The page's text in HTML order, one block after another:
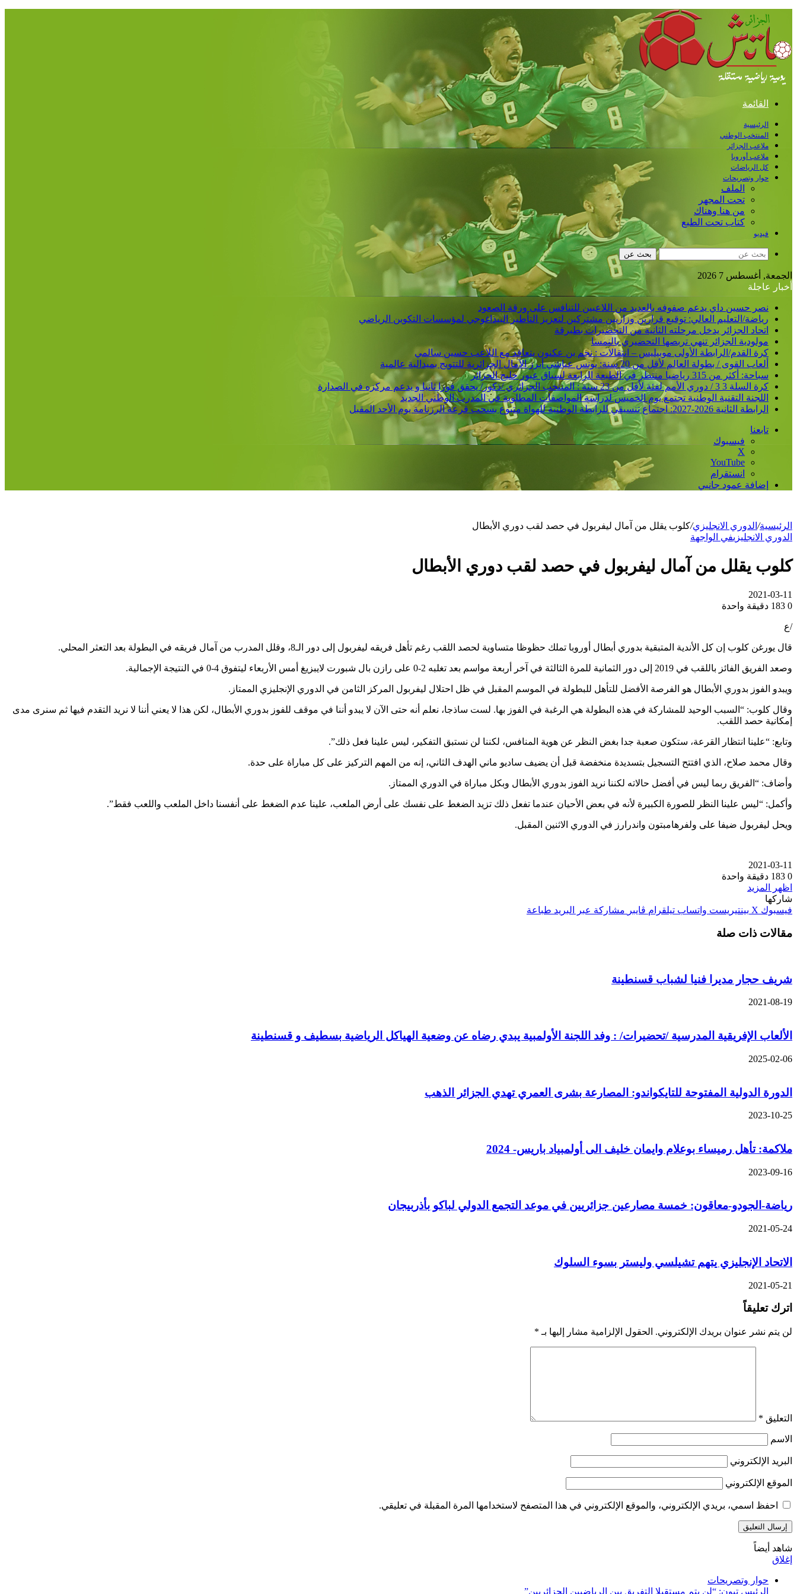
القائمة
الرئيسية
المنتخب الوطني
ملاعب الجزائر
ملاعب أوروبا
كل الرياضات
حوار وتصريحات
الملف
تحت المجهر
من هنا وهناك
كتاب تحت الطبع
فيديو
بحث عن
الجمعة, أغسطس 7 2026
أخبار عاجلة
نصر حسين داي يدعم صفوفه بالعديد من اللاعبين للتنافس على ورقة الصعود
رياضة/التعليم العالي: توقيع قرارين وزاريين مشتركين لتعزيز التأطير البيداغوجي لمؤسسات التكوين الرياضي
اتحاد الجزائر يدخل مرحلته الثانية من التحضيرات بطبرقة
مولودية الجزائر تنهي تربصها التحضيري بالنمسا
كرة القدم/الرابطة الأولى موبيليس – انتقالات : نجم بن عكنون يتعاقد مع اللاعب حسين سالمي
ألعاب القوى / بطولة العالم لأقل من 20 سنة: يونس عياشي أبرز الآمال الجزائرية للتتويج بميدالية عالمية
سباحة: أكثر من 315 رياضيا منتظر في الطبعة الرابعة لسباق عبور خليج الجزائر
كرة السلة 3 3 / دوري الأمم لفئة لأقل من 23 سنة : المنتخب الجزائري /ذكور/ يحقق فوزا ثانيا و يدعم مركزه في الصدارة
اللجنة التقنية الوطنية تجتمع يوم الخميس لدراسة المواصفات المطلوبة في المدرب الوطني الجديد
الرابطة الثانية 2026-2027: اجتماع تنسيقي للرابطة الوطنية للهواة متبوع بسحب قرعة الرزنامة يوم الأحد المقبل
تابعنا
فيسبوك
‫X
‫YouTube
انستقرام
إضافة عمود جانبي
الرئيسية/ الدوري الانجليزي/كلوب يقلل من آمال ليفربول في حصد لقب دوري الأبطال
الدوري الانجليزيفي الواجهة
كلوب يقلل من آمال ليفربول في حصد لقب دوري الأبطال
2021-03-11
0
دقيقة واحدة
/ع
قال يورغن كلوب إن كل الأندية المتبقية بدوري أبطال أوروبا تملك حظوظا متساوية لحصد اللقب رغم تأهل فريقه ليفربول إلى دور الـ8، وقلل المدرب من آمال فريقه في البطولة بعد التعثر المحلي.
وصعد الفريق الفائز باللقب في 2019 إلى دور الثمانية للمرة الثالثة في آخر أربعة مواسم بعد تغلبه 2-0 على رازن بال شبورت لايبزيغ أمس الأربعاء ليتفوق 4-0 في النتيجة الإجمالية.
ويبدو الفوز بدوري الأبطال هو الفرصة الأفضل للتأهل للبطولة في الموسم المقبل في ظل احتلال ليفربول المركز الثامن في الدوري الإنجليزي الممتاز.
وقال كلوب: “السبب الوحيد للمشاركة في هذه البطولة هي الرغبة في الفوز بها. لست ساذجا، نعلم أنه حتى الآن لا يبدو أننا في موقف للفوز بدوري الأبطال، لكن هذا لا يعني أننا لا نريد التقدم فيها ثم سنرى مدى
إمكانية حصد اللقب.
وتابع: “علينا انتظار القرعة، ستكون صعبة جدا بغض النظر عن هوية المنافس، لكننا لن نستبق التفكير، ليس علينا فعل ذلك”.
وقال محمد صلاح، الذي افتتح التسجيل بتسديدة منخفضة قبل أن يضيف ساديو ماني الهدف الثاني، إنه من المهم التركيز على كل مباراة على حدة.
وأضاف: “الفريق ربما ليس في أفضل حالاته لكننا نريد الفوز بدوري الأبطال وبكل مباراة في الدوري الممتاز.
وأكمل: “ليس علينا النظر للصورة الكبيرة لأنه في بعض الأحيان عندما تفعل ذلك تزيد الضغط على نفسك على أرض الملعب، علينا عدم الضغط على أنفسنا داخل الملعب واللعب فقط”.
ويحل ليفربول ضيفا على ولفرهامبتون واندرارز في الدوري الاثنين المقبل.
2021-03-11
0
دقيقة واحدة
اظهر المزيد
شاركها
فيسبوك ‫X بينتيريست واتساب تيلقرام ڤايبر مشاركة عبر البريد طباعة
مقالات ذات صلة
شريف حجار مديرا فنيا لشباب قسنطينة
2021-08-19
الألعاب الإفريقية المدرسية /تحضيرات/ : وفد اللجنة الأولمبية يبدي رضاه عن وضعية الهياكل الرياضية بسطيف و قسنطينة
2025-02-06
الدورة الدولية المفتوحة للتايكواندو: المصارعة بشرى العمري تهدي الجزائر الذهب
2023-10-25
ملاكمة: تأهل رميساء بوعلام وايمان خليف الى أولمبياد باريس- 2024
2023-09-16
رياضة-الجودو-معاقون: خمسة مصارعين جزائريين في موعد التجمع الدولي لباكو بأذربيجان
2021-05-24
الاتحاد الإنجليزي يتهم تشيلسي وليستر بسوء السلوك
2021-05-21
اترك تعليقاً
لن يتم نشر عنوان بريدك الإلكتروني. الحقول الإلزامية مشار إليها بـ *
التعليق *
الاسم
البريد الإلكتروني
الموقع الإلكتروني
احفظ اسمي، بريدي الإلكتروني، والموقع الإلكتروني في هذا المتصفح لاستخدامها المرة المقبلة في تعليقي.
شاهد أيضاً
إغلاق
حوار وتصريحات
الرئيس تبون: “لن يتم مستقبلا التفريق بين الرياضيين الجزائريين”